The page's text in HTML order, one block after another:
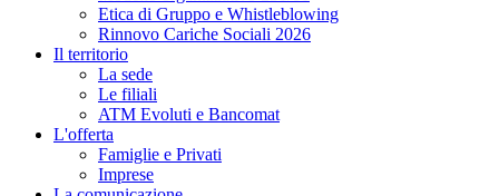
Etica di Gruppo e Whistleblowing
Rinnovo Cariche Sociali 2026
Il territorio
La sede
Le filiali
ATM Evoluti e Bancomat
L'offerta
Famiglie e Privati
Imprese